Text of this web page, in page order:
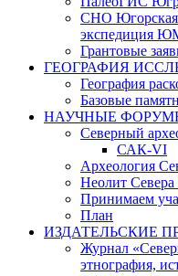
СНО Югорская
экспедиция
Грантовые
ГЕОГРАФИЯ
География
Базовые
НАУЧНЫЕ
Северный
САК-VI
Археология
Неолит Севера
Принимаем
План
ИЗДАТЕЛЬСКИЕ
Журнал
этнография,